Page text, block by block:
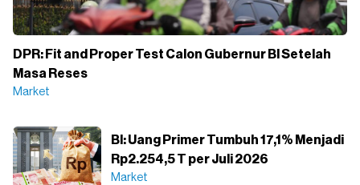
DPR: Fit and Proper Test Calon Gubernur BI Setelah
Masa Reses
Market
BI: Uang Primer Tumbuh 17,1% Menjadi
Rp2.254,5 T per Juli 2026
Market